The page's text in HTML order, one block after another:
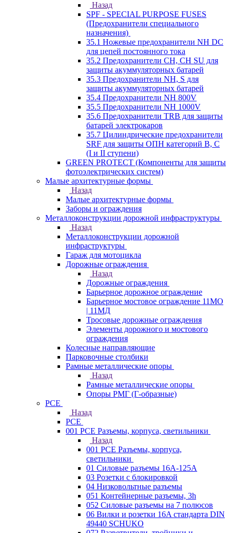
Назад
SPF - SPECIAL PURPOSE FUSES
(Предохранители специального
назначения)
35.1 Ножевые предохранители NH DC
для цепей постоянного тока
35.2 Предохранители CH, CH SU для
защиты акуммуляторных батарей
35.3 Предохранители NH, S для
защиты акуммуляторных батарей
35.4 Предохранители NH 800V
35.5 Предохранители NH 1000V
35.6 Предохранители TRB для защиты
батарей электрокаров
35.7 Цилиндрические предохранители
SRF для защиты ОПН категорий B, C
(I и II ступени)
GREEN PROTECT (Компоненты для защиты
фотоэлектрических систем)
Малые архитектурные формы
Назад
Малые архитектурные формы
Заборы и ограждения
Металлоконструкции дорожной инфраструктуры
Назад
Металлоконструкции дорожной
инфраструктуры
Гараж для мотоцикла
Дорожные ограждения
Назад
Дорожные ограждения
Барьерное дорожное ограждение
Барьерное мостовое ограждение 11МО
| 11МД
Тросовые дорожные ограждения
Элементы дорожного и мостового
ограждения
Колесные направляющие
Парковочные столбики
Рамные металлические опоры
Назад
Рамные металлические опоры
Опоры РМГ (Г-образные)
PCE
Назад
PCE
001 PCE Разъемы, корпуса, светильники
Назад
001 PCE Разъемы, корпуса,
светильники
01 Силовые разъемы 16А-125А
03 Розетки с блокировкой
04 Низковольтные разъемы
051 Контейнерные разъемы, 3h
052 Силовые разъемы на 7 полюсов
06 Вилки и розетки 16A стандарта DIN
49440 SCHUKO